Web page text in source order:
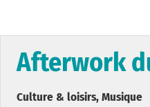
Afterwork
Culture & loisirs, Musique